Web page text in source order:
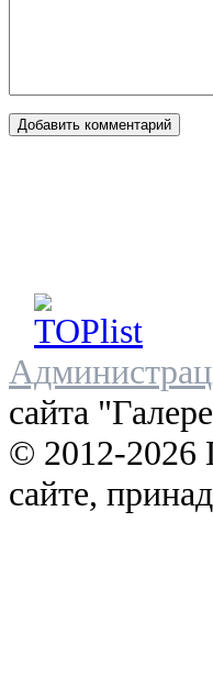
сайта
© 2012-2026
сайте,